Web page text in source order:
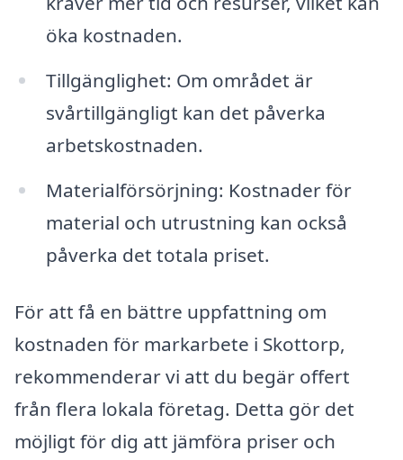
öka kostnaden.
Tillgänglighet: Om området är
svårtillgängligt kan det påverka
arbetskostnaden.
Materialförsörjning: Kostnader för
material och utrustning kan också
påverka det totala priset.
För att få en bättre uppfattning om
kostnaden för markarbete i Skottorp,
rekommenderar vi att du begär offert
från flera lokala företag. Detta gör det
möjligt för dig att jämföra priser och